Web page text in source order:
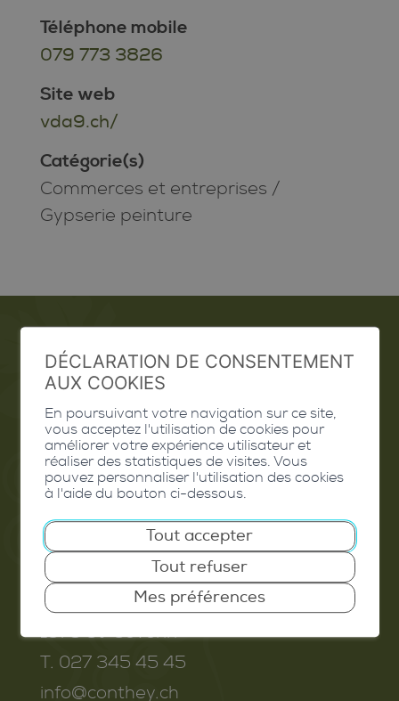
Téléphone mobile
079 773 3826
Site web
vda9.ch/
Catégorie(s)
Commerces et entreprises /
Gypserie peinture
Emploi
Contact
Extranet
Valais Excellence
Commune de Conthey
Route de Savoie 54
1975 St-Séverin
T. 027 345 45 45
info@conthey.ch
DÉCLARATION DE CONSENTEMENT
AUX COOKIES
En poursuivant votre navigation sur ce site,
vous acceptez l'utilisation de cookies pour
améliorer votre expérience utilisateur et
réaliser des statistiques de visites. Vous
pouvez personnaliser l'utilisation des cookies
à l'aide du bouton ci-dessous.
Tout accepter
Tout refuser
Mes préférences